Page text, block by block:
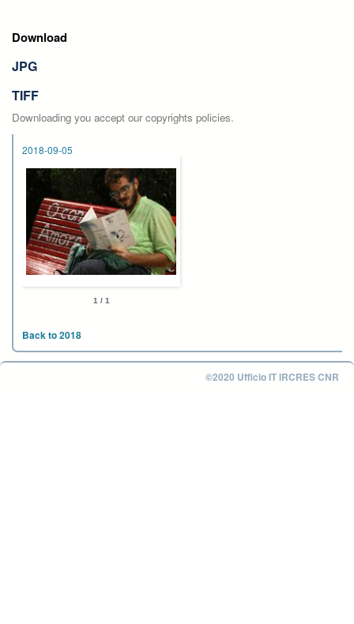
Download
JPG
TIFF
Downloading you accept our copyrights policies.
2018-09-05
1 / 1
Back to 2018
©2020 Ufficio IT IRCRES CNR